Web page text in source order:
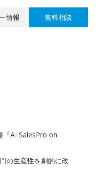
情報 無料相談
『AI SalesPro on
の生産性を劇的に改